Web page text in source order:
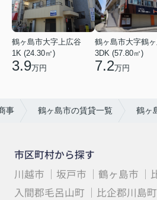
鶴ヶ島市大字上広谷
1K (24.30㎡)
3.9万円
鶴ヶ島市大字鶴
3DK (57.80㎡)
7.2万円
事 鶴ヶ島市の賃貸一覧 鶴ヶ
市区町村から探す
川越市
坂戸市 鶴ヶ島市
入間郡毛呂山町
比企郡川島町